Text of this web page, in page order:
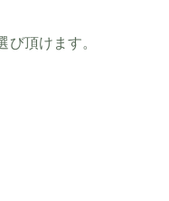
頂けます。